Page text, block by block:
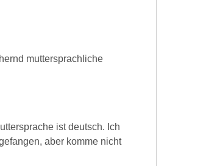
muttersprachliche
ist deutsch. Ich
aber komme nicht